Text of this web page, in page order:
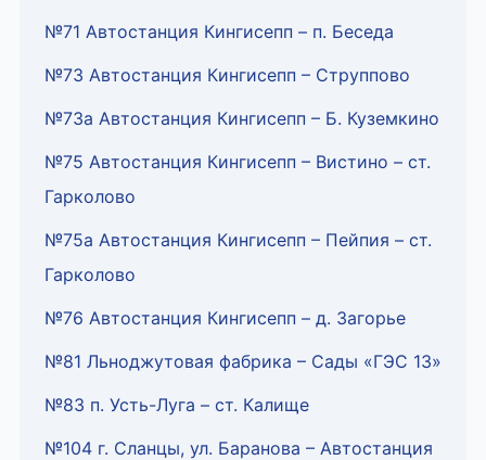
№71 Автостанция Кингисепп – п. Беседа
№73 Автостанция Кингисепп – Струппово
№73а Автостанция Кингисепп – Б. Куземкино
№75 Автостанция Кингисепп – Вистино – ст.
Гарколово
№75а Автостанция Кингисепп – Пейпия – ст.
Гарколово
№76 Автостанция Кингисепп – д. Загорье
№81 Льноджутовая фабрика – Сады «ГЭС 13»
№83 п. Усть-Луга – ст. Калище
№104 г. Сланцы, ул. Баранова – Автостанция